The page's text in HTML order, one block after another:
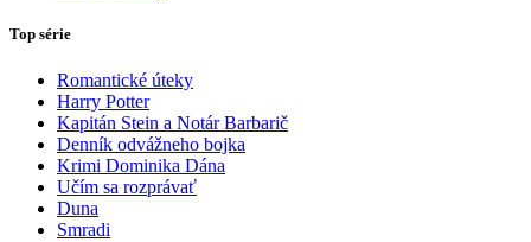
Top série
Romantické úteky
Harry Potter
Kapitán Stein a Notár Barbarič
Denník odvážneho bojka
Krimi Dominika Dána
Učím sa rozprávať
Duna
Smradi